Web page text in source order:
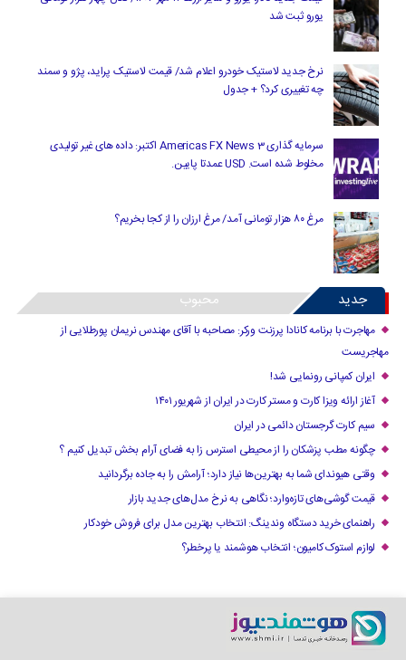
یورو ثبت شد
نرخ جدید لاستیک خودرو اعلام شد/ قیمت لاستیک پراید، پژو و سمند
چه تغییری کرد؟ + جدول
سرمایه گذاری Americas FX News 3 اکتبر: داده های غیر تولیدی
مخلوط شده است. USD عمدتا پایین.
مرغ ۸۰ هزار تومانی آمد/ مرغ ارزان را از کجا بخریم؟
جدید محبوب
مهاجرت با برنامه کانادا پرزنت ورکر: مصاحبه با آقای مهندس نریمان پورطلایی از
مهاجریست
ایران کمپانی رونمایی شد!
آغاز ارائه ویزا کارت و مستر کارت در ایران از شهریور ۱۴۰۱
سیم کارت گرجستان دائمی در ایران
چگونه مطب پزشکان را از محیطی استرس زا به فضای آرام بخش تبدیل کنیم ؟
وقتی هیوندای شما به بهترین‌ها نیاز دارد؛ آرامش را به جاده برگردانید
قیمت گوشی‌های تازه‌وارد؛ نگاهی به نرخ مدل‌های جدید بازار
راهنمای خرید دستگاه وندینگ: انتخاب بهترین مدل برای فروش خودکار
لوازم استوک کامیون؛ انتخاب هوشمند یا پرخطر؟